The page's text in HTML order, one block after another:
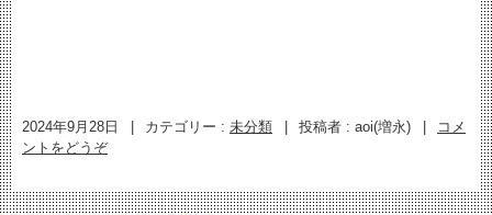
2024年9月28日 カテゴリー : 未分類 投稿者 : aoi(増永)
コメ
ントをどうぞ